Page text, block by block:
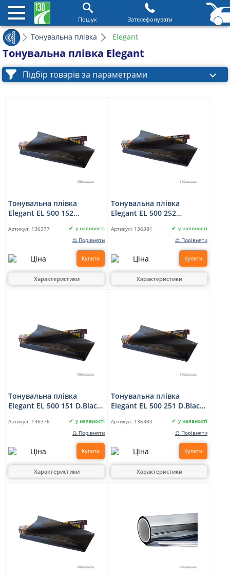
Пошук Зателефонувати
Тонувальна плівка Elegant
Тонувальна плівка Elegant
Підбір товарів за параметрами
Тонувальна плівка
Elegant EL 500 152
Артикул: 136377
у наявності
⚖ Порівняти
Купити
Характеристики
Тонувальна плівка
Elegant EL 500 252
Артикул: 136381
у наявності
⚖ Порівняти
Купити
Характеристики
Тонувальна плівка
Elegant EL 500 151 D.Black
Артикул: 136376
у наявності
⚖ Порівняти
Купити
Характеристики
Тонувальна плівка
Elegant EL 500 251 D.Black
Артикул: 136380
у наявності
⚖ Порівняти
Купити
Характеристики